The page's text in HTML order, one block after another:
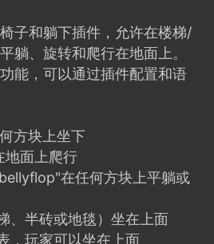
材质 社区
助者
进与建议 🧃
馈板块，欢迎每
对 社区功能、
何想法！...
子和躺下插件，允许在楼梯/
躺、旋转和爬行在地面上。
能，可以通过插件配置和语
方块上坐下
面上爬行
在任何方块上平躺或
、半砖或地毯）坐在上面
，玩家可以坐在上面